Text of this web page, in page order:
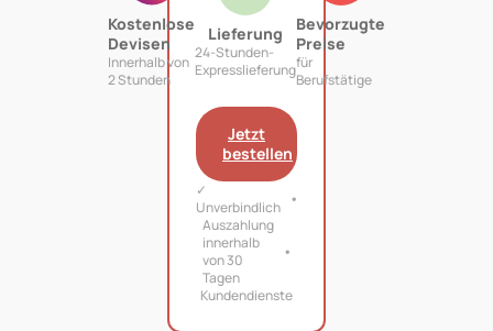
Kostenlose
Devisen
Innerhalb von
2 Stunden
Lieferung
24-Stunden-
Expresslieferung
Bevorzugte
Preise
für
Berufstätige
Jetzt
bestellen
✓
Unverbindlich
Auszahlung
innerhalb
von 30
Tagen
Kundendienste